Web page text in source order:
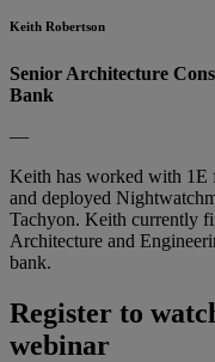
Keith Robertson
Senior Architecture
Bank
—
Keith has worked with 1E
and deployed
Tachyon. Keith currently
Architecture and
bank.
Register to
webinar